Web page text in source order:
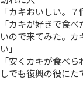
「カキおいしい。
「カキが好きで食
いので来てみた。
い」
「安くカキが食べ
しでも復興の役に